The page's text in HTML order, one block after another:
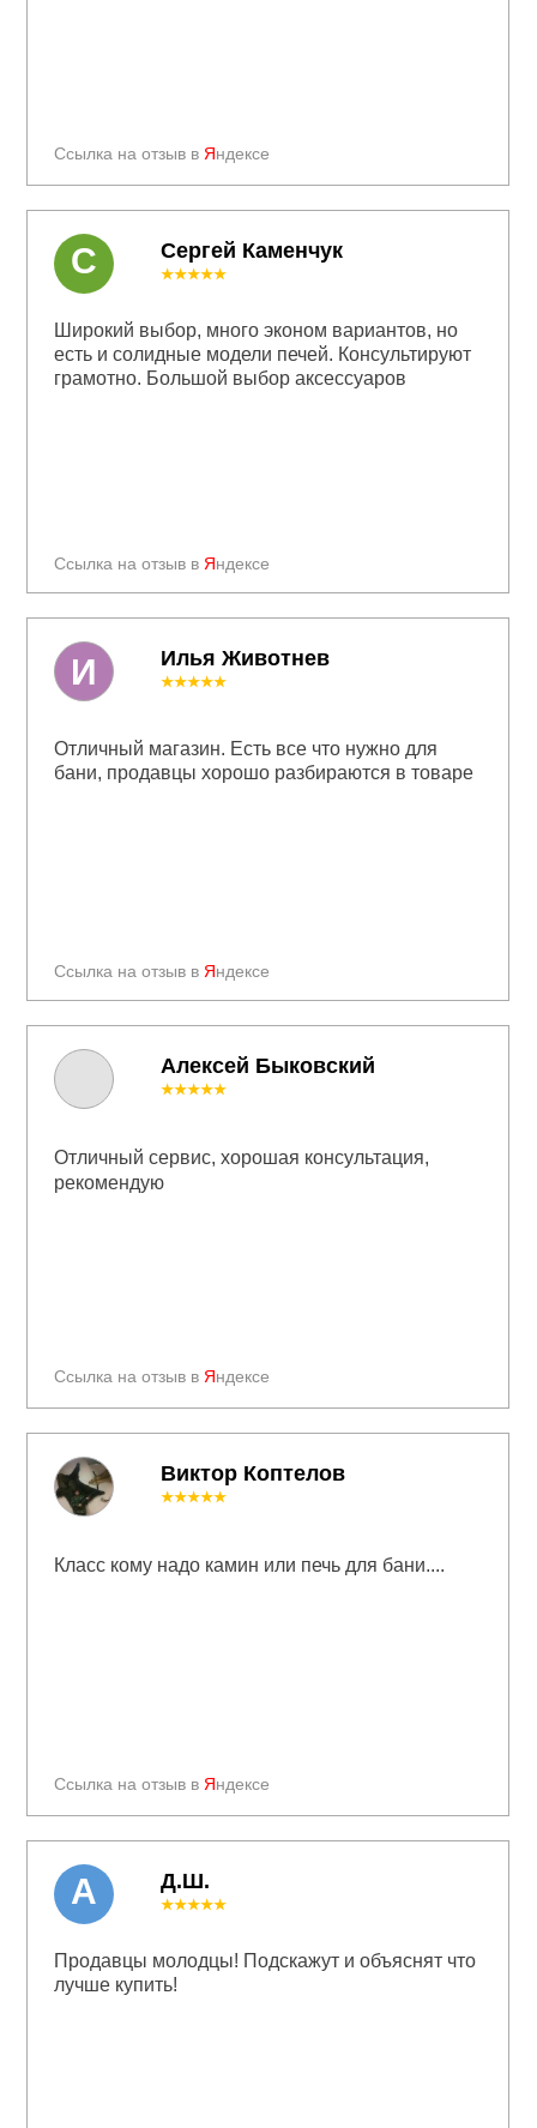
Ссылка на отзыв в Яндексе
Сергей Каменчук
Ссылка на отзыв в Яндексе
★★★★★
Широкий выбор, много эконом вариантов, но
есть и солидные модели печей. Консультируют
грамотно. Большой выбор аксессуаров
С
Илья Животнев
Ссылка на отзыв в Яндексе
★★★★★
Отличный магазин. Есть все что нужно для
бани, продавцы хорошо разбираются в товаре
И
Алексей Быковский
Ссылка на отзыв в Яндексе
★★★★★
Отличный сервис, хорошая консультация,
рекомендую
Ссылка на отзыв в Яндексе
★★★★★
Класс кому надо камин или печь для бани....
Д.Ш.
★★★★★
Продавцы молодцы! Подскажут и объяснят что
лучше купить!
А
Виктор Коптелов